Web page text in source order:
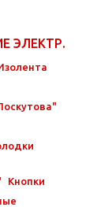
ЭЛЕКТР.
Кнопки